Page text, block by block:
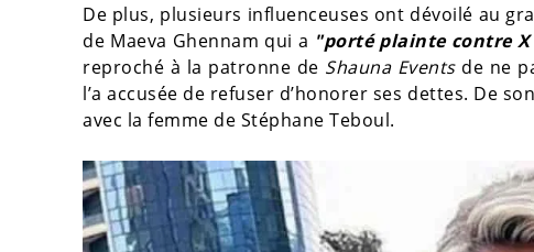
De plus, plusieurs influenceuses ont dévoilé au
de Maeva Ghennam qui a "porté plainte contre
reproché à la patronne de Shauna Eventsde ne
l’a accusée de refuser d’honorer ses dettes. De
avec la femme de Stéphane Teboul.